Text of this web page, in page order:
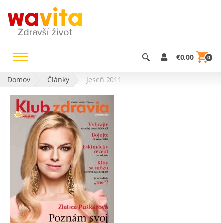
€0,00 0
Domov Články Jeseň 2011